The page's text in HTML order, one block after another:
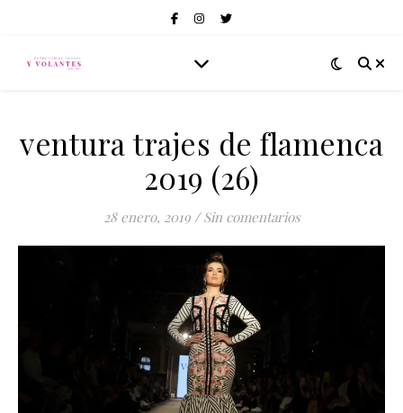
ventura trajes de flamenca
2019 (26)
28 enero, 2019 / Sin comentarios